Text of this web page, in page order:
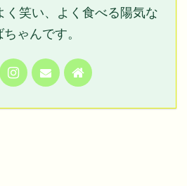
く笑い、よく食べる陽気な
ちゃんです。